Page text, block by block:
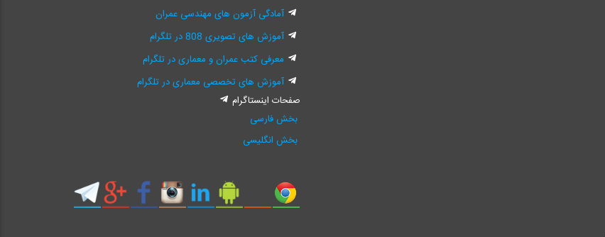
آمادگی آزمون های مهندسی عمران
آموزش های تصویری 808 در تلگرام
معرفی کتب عمران و معماری در تلگرام
آموزش های تخصصی معماری در تلگرام
صفحات اینستاگرام
بخش فارسی
بخش انگلیسی